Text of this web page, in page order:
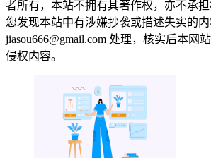
者所有，本站不拥有其著作权，亦不承
您发现本站中有涉嫌抄袭或描述失实的内
jiasou666@gmail.com 处理，核实后本网
侵权内容。